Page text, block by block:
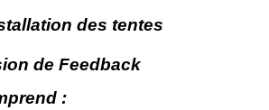
des tentes
de Feedback
: